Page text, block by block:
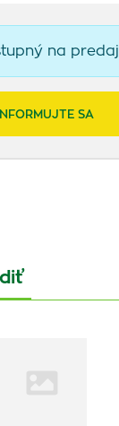
na predaj
INFORMUJTE SA